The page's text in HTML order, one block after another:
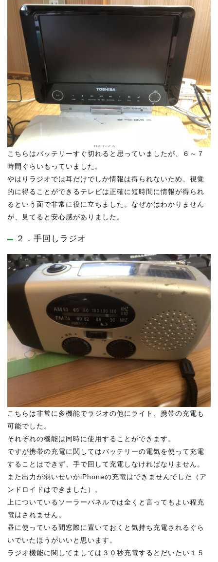
こちらはバッテリーすぐ切れると思っていましたが、６～７
時間ぐらいもっていました。
やはりラジオでは耳だけでしか情報は得られないため、視覚
的に得ることができるテレビは正確に短時間に情報が得られ
るという面で非常に役に立ちました。なぜかはわかりません
が、見てると安心感がありました。
２．手回しラジオ
こちらは非常に多機能でラジオの他にライト、携帯の充電も
可能でした。
それぞれの機能は同時に使用することができます。
ですが携帯の充電に関してはバッテリーの電気を使って充電
することはできず、手で回して充電しなければなりません。
また出力が弱いせいかiPhoneの充電はできませんでした（ア
ンドロイドはできました）。
上についているソーラーパネルでは全くと言ってもよい程充
電はされません。
昼に使っている間窓際に置いておくと気持ち充電されるぐら
いでいたほうがいいと思います。
ラジオ機能に関してましては３０秒充電するとだいたい１５